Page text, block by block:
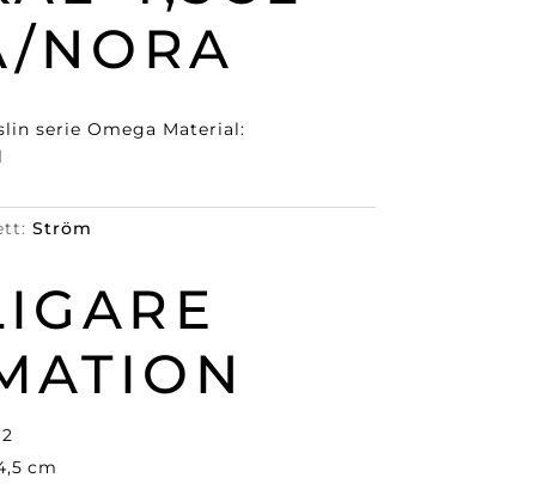
NORA
serie Omega Material:
Ström
cm